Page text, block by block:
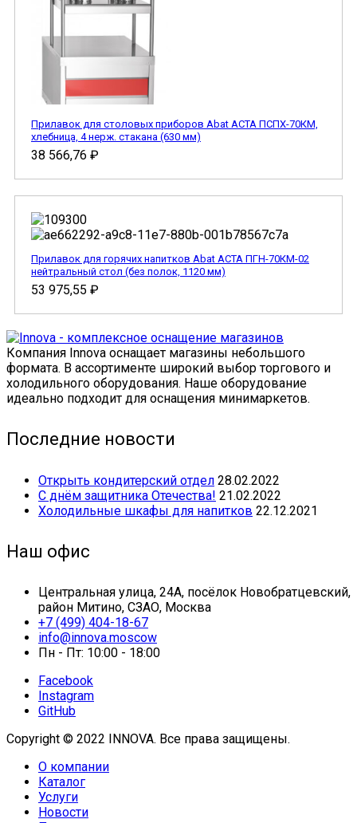
Прилавок для столовых приборов Abat АСТА ПСПХ-70КМ,
хлебница, 4 нерж. стакана (630 мм)
38 566,76 ₽
Прилавок для горячих напитков Abat АСТА ПГН-70КМ-02
нейтральный стол (без полок, 1120 мм)
53 975,55 ₽
Компания Innova оснащает магазины небольшого
формата. В ассортименте широкий выбор торгового и
холодильного оборудования. Наше оборудование
идеально подходит для оснащения минимаркетов.
Последние новости
Открыть кондитерский отдел 28.02.2022
С днём защитника Отечества! 21.02.2022
Холодильные шкафы для напитков 22.12.2021
Наш офис
Центральная улица, 24А, посёлок Новобратцевский,
район Митино, СЗАО, Москва
+7 (499) 404-18-67
info@innova.moscow
Пн - Пт: 10:00 - 18:00
Facebook
Instagram
GitHub
Copyright © 2022 INNOVA. Все права защищены.
О компании
Каталог
Услуги
Новости